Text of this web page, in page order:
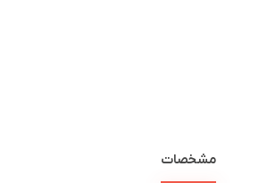
مشخصات